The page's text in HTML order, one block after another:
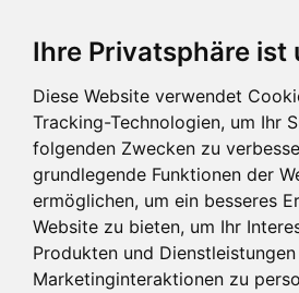
Ihre Privatsphäre ist
Diese Website verwendet
Tracking-Technologien, um Ihr
folgenden Zwecken zu
grundlegende Funktionen der
ermöglichen, um ein besseres
Website zu bieten, um Ihr
Produkten und
Marketinginteraktionen zu